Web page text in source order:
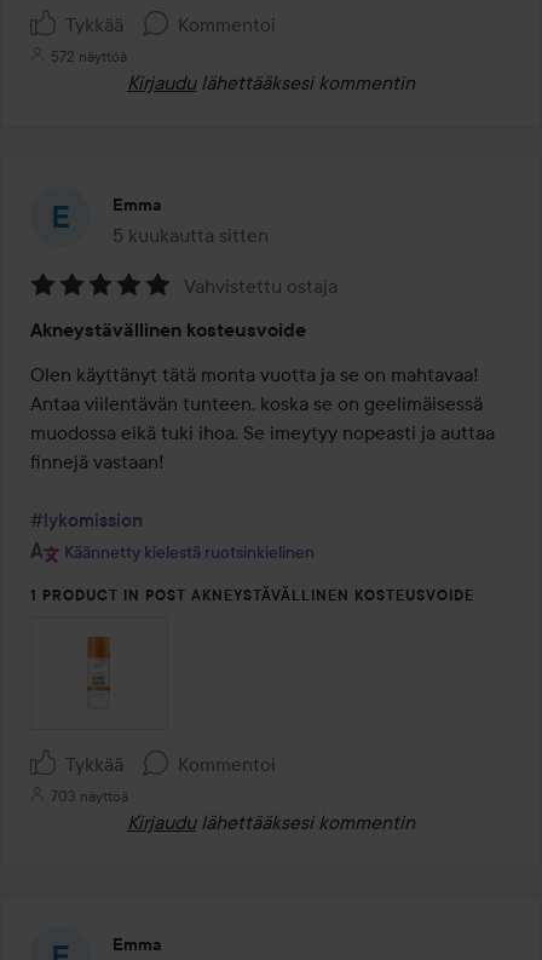
Tykkää Kommentoi
572 näyttöä
Kirjaudu lähettääksesi kommentin
Emma
5 kuukautta sitten
Viesti luotiin 5 kuukautta sitten
5
/
5
Vahvistettu ostaja
Akneystävällinen kosteusvoide
Olen käyttänyt tätä monta vuotta ja se on mahtavaa!
Antaa viilentävän tunteen, koska se on geelimäisessä
muodossa eikä tuki ihoa. Se imeytyy nopeasti ja auttaa
finnejä vastaan!
#lykomission
Käännetty kielestä ruotsinkielinen
1 PRODUCT IN POST AKNEYSTÄVÄLLINEN KOSTEUSVOIDE
Tykkää Kommentoi
703 näyttöä
Kirjaudu lähettääksesi kommentin
Emma